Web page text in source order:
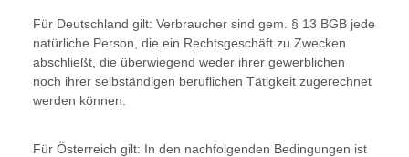
Für Deutschland gilt: Verbraucher sind gem. § 13 BGB jede
natürliche Person, die ein Rechtsgeschäft zu Zwecken
abschließt, die überwiegend weder ihrer gewerblichen
noch ihrer selbständigen beruflichen Tätigkeit zugerechnet
werden können.
Für Österreich gilt: In den nachfolgenden Bedingungen ist